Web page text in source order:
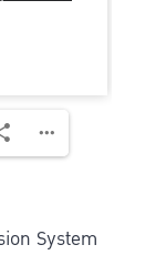
System